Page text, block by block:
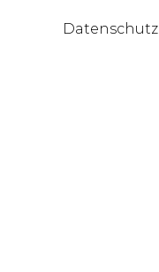
Datenschutz